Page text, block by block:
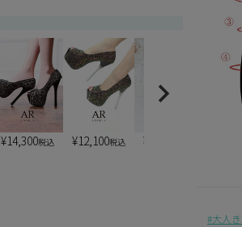
¥14,300税込 ¥12,100税込 ¥
大人